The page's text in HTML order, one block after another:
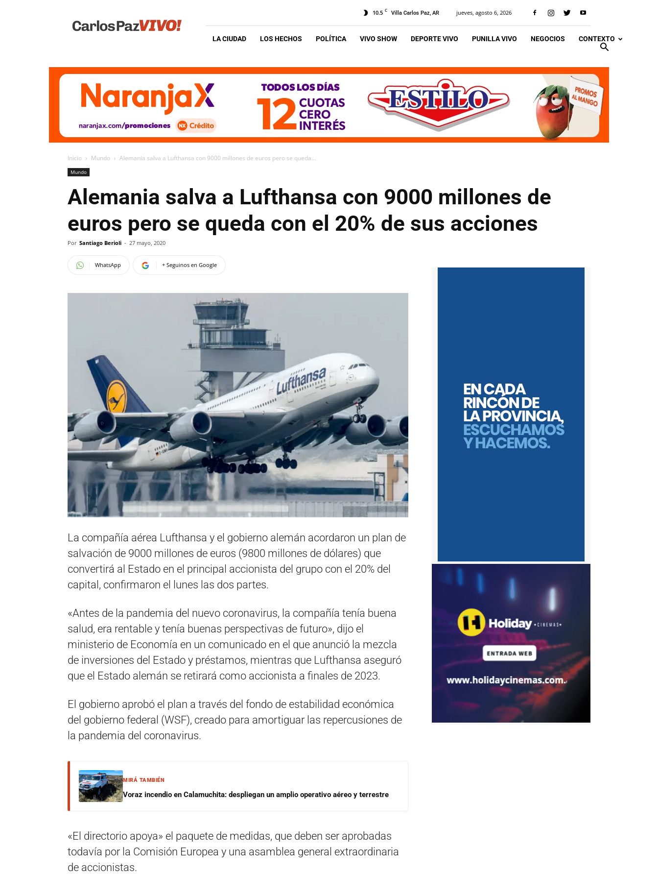
Vivo
10.5 C Villa Carlos Paz, AR jueves, agosto 6, 2026
LA CIUDAD LOS HECHOS POLÍTICA VIVO SHOW DEPORTE VIVO PUNILLA VIVO NEGOCIOS CONTEXTO
Inicio Mundo Alemania salva a Lufthansa con 9000 millones de euros pero se queda...
Mundo
Alemania salva a Lufthansa con 9000 millones de
euros pero se queda con el 20% de sus acciones
Por Santiago Berioli - 27 mayo, 2020
WhatsApp + Seguinos en Google
La compañía aérea Lufthansa y el gobierno alemán acordaron un plan de
salvación de 9000 millones de euros (9800 millones de dólares) que
convertirá al Estado en el principal accionista del grupo con el 20% del
capital, confirmaron el lunes las dos partes.
«Antes de la pandemia del nuevo coronavirus, la compañía tenía buena
salud, era rentable y tenía buenas perspectivas de futuro», dijo el
ministerio de Economía en un comunicado en el que anunció la mezcla
de inversiones del Estado y préstamos, mientras que Lufthansa aseguró
que el Estado alemán se retirará como accionista a finales de 2023.
El gobierno aprobó el plan a través del fondo de estabilidad económica
del gobierno federal (WSF), creado para amortiguar las repercusiones de
la pandemia del coronavirus.
MIRÁ TAMBIÉN
Voraz incendio en Calamuchita: despliegan un amplio operativo aéreo y terrestre
«El directorio apoya» el paquete de medidas, que deben ser aprobadas
todavía por la Comisión Europea y una asamblea general extraordinaria
de accionistas.